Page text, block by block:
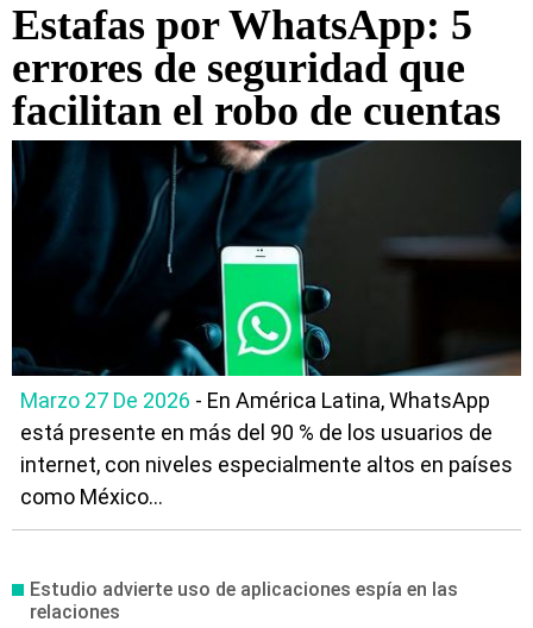
Estafas por WhatsApp: 5
errores de seguridad que
facilitan el robo de cuentas
Marzo 27 De 2026 - En América Latina, WhatsApp
está presente en más del 90 % de los usuarios de
internet, con niveles especialmente altos en países
como México...
Estudio advierte uso de aplicaciones espía en las
relaciones